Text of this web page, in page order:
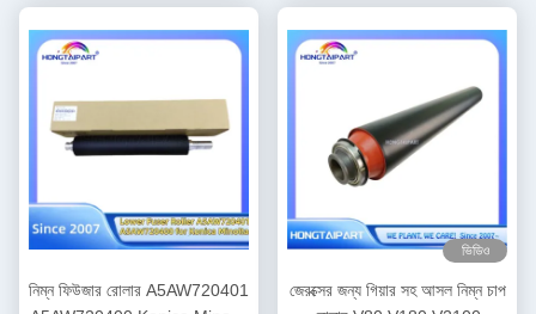
Hongtaipart চাপ
নিম্ন ফিউজার রোলার A5AW720401
ভিডিও
জেরক্সের জন্য গিয়ার সহ আসল নিম্ন চাপ